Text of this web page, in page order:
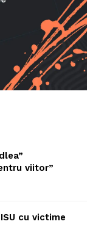
viitor”
cu victime